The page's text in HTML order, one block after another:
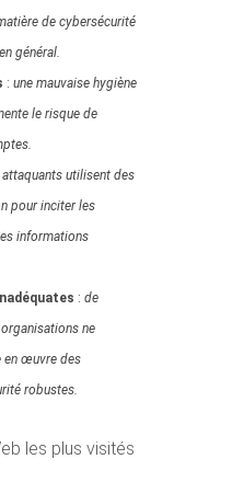
de cybersécurité
général.
: une mauvaise hygiène
le risque de
attaquants utilisent des
pour inciter les
informations
: de
ne
en œuvre des
robustes.
les plus visités